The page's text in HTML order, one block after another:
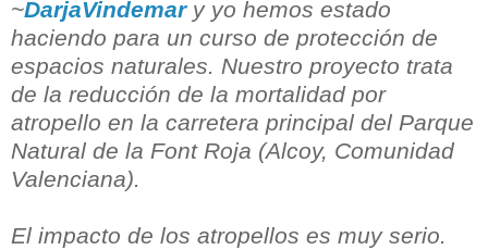
~DarjaVindemary yo hemos estado
haciendo para un curso de protección de
espacios naturales. Nuestro proyecto trata
de la reducción de la mortalidad por
atropello en la carretera principal del Parque
Natural de la Font Roja (Alcoy, Comunidad
Valenciana).
El impacto de los atropellos es muy serio.